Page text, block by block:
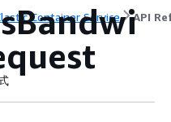
Container Service API